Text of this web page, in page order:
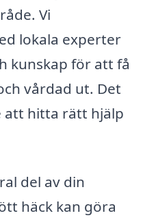
Vi
lokala experter
kunskap för att få
vårdad ut. Det
att hitta rätt hjälp
del av din
häck kan göra